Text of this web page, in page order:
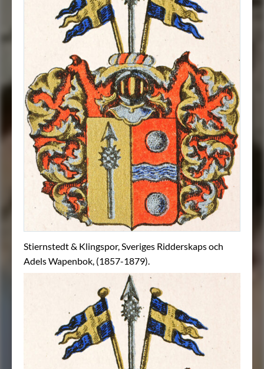
Stiernstedt & Klingspor, Sveriges Ridderskaps och
Adels Wapenbok, (1857-1879).